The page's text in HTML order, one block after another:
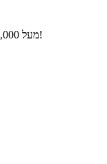
מעל 10,000 מוצרים ומאכלים במאגר עם ערכים תזונתיים!